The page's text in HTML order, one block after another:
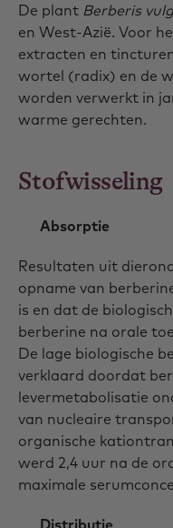
De plant Berberis
en West-Azië. Voor
extracten en
wortel (radix) en de
worden verwerkt in
warme gerechten.
Stofwisseling
Absorptie
Resultaten uit
opname van
is en dat de
berberine na orale
De lage biologische
verklaard doordat
levermetabolisatie
van nucleaire
organische
werd 2,4 uur na de
maximale
Distributie